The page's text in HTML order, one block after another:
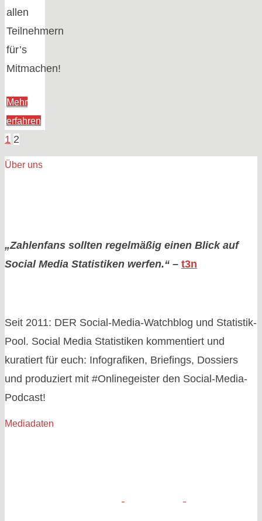
allen
Teilnehmern
für’s
Mitmachen!
Mehr
erfahren"#SMAK16
Gewinner
Beiträge
1 2
Über uns
„Zahlenfans sollten regelmäßig einen Blick auf
Social Media Statistiken werfen.“ – t3n
Seit 2011: DER Social-Media-Watchblog und Statistik-
Pool. Social Media Statistiken kommentiert und
kuratiert für euch: Infografiken, Briefings, Dossiers
und produziert mit #Onlinegeister den Social-Media-
Podcast!
Mediadaten